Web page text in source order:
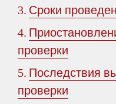
3. Сроки
4.
проверки
5. Последствия
проверки